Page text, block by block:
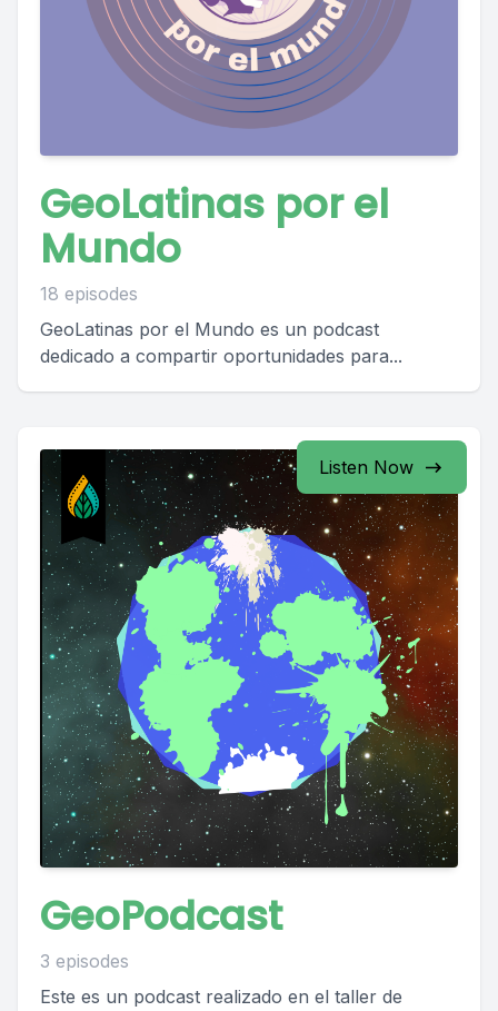
GeoLatinas por el
Mundo
18 episodes
GeoLatinas por el Mundo es un podcast
dedicado a compartir oportunidades para...
Listen Now
GeoPodcast
3 episodes
Este es un podcast realizado en el taller de